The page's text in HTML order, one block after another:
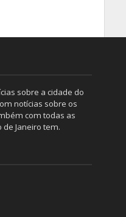
sobre a cidade do
notícias sobre os
com todas as
Janeiro tem.